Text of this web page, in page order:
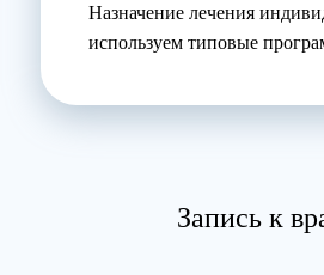
Назначение лечения
используем типовые
Запись к